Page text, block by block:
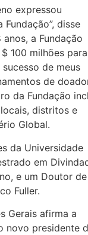
expressou
disse
a Fundação
100 milhões para
de meus
de
da Fundação
distritos e
Global.
da Universidade
em
e um Doutor de
Fuller.
Gerais afirma a
novo presidente